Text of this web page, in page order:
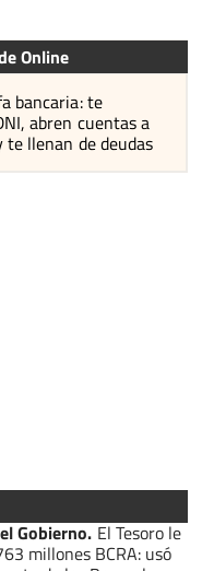
Online
bancaria: te
abren cuentas a
llenan de deudas
Gobierno. El Tesoro le
millones BCRA: usó